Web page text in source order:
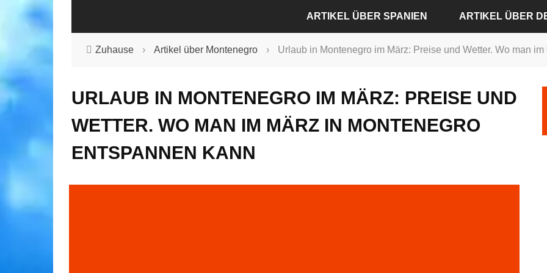
ARTIKEL ÜBER SPANIEN
ARTIKEL ÜBER BARCELONA
ARTIKEL ÜBER MADRID
ARTIKEL ÜBER
ARTIKEL ÜBER BERLIN
ARTIKEL ÜBER
Zuhause › Artikel über Montenegro › Urlaub in Montenegro im März: Preise und Wetter. Wo man
URLAUB IN MONTENEGRO IM MÄRZ: PREISE UND
WETTER. WO MAN IM MÄRZ IN MONTENEGRO
ENTSPANNEN KANN